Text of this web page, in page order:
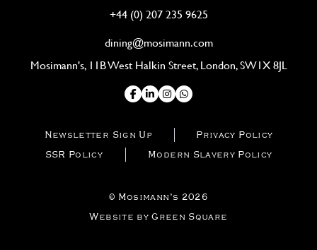
Newsletter Sign Up
Privacy Policy
SSR Policy
Modern Slavery Policy
+44 (0) 207 235 9625
dining@mosimann.com
Mosimann's, 11B West Halkin Street, London, SW1X 8JL
© Mosimann’s 2026
Website by Green Square